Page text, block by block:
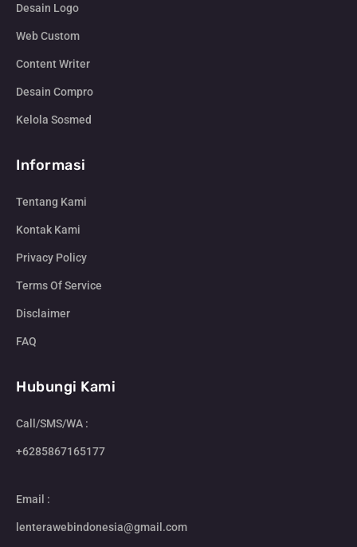
Desain Logo
Web Custom
Content Writer
Desain Compro
Kelola Sosmed
Informasi
Tentang Kami
Kontak Kami
Privacy Policy
Terms Of Service
Disclaimer
FAQ
Hubungi Kami
Call/SMS/WA :
+6285867165177
Email :
lenterawebindonesia@gmail.com